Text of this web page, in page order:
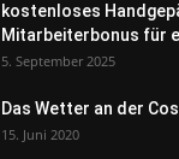
kostenloses
Mitarbeiterbonus für
5. September 2025
Das Wetter an der
15. Juni 2020